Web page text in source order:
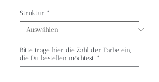
Struktur *
Bitte trage hier die Zahl der Farbe ein,
die Du bestellen möchtest *